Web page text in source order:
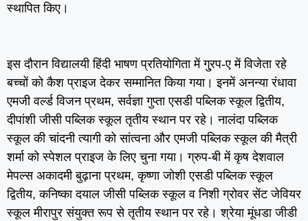
स्थापित किए।
इस दौरान विद्यालयी हिंदी भाषण प्रतियोगिता में गु्रप-ए में विजेता रहे
बच्चों को कैश प्राइज देकर सम्मानित किया गया। इनमें अनन्या रंधावा
एमजी वर्ल्ड विजन प्रथम, सर्वज्ञा गुप्ता एसडी पब्लिक स्कूल द्वितीय,
दीपांशी जीसी पब्लिक स्कूल तृतीय स्थान पर रहे। नालंदा पब्लिक
स्कूल की चांदनी त्यागी को सांत्वना और एमजी पब्लिक स्कूल की मैत्री
शर्मा को स्पेशल प्राइज के लिए चुना गया। ग्रुप-बी में कृष देशवाल
मेपल्स अकादमी बुढ़ाना प्रथम, कृष्णा जोशी एसडी पब्लिक स्कूल
द्वितीय, कनिष्का दयाल जीसी पब्लिक स्कूल व निशी ग्रोवर सेंट जेवियर
स्कूल मीरापुर संयुक्त रूप से तृतीय स्थान पर रहे। श्रेया मूंधडा जीडी